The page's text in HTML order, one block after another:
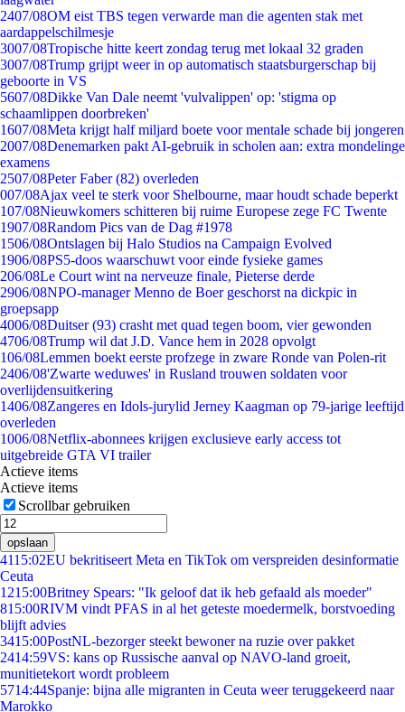
2407/08OM eist TBS tegen verwarde man die agenten stak met
aardappelschilmesje
3007/08Tropische hitte keert zondag terug met lokaal 32 graden
3007/08Trump grijpt weer in op automatisch staatsburgerschap bij
geboorte in VS
5607/08Dikke Van Dale neemt 'vulvalippen' op: 'stigma op
schaamlippen doorbreken'
1607/08Meta krijgt half miljard boete voor mentale schade bij jongeren
2007/08Denemarken pakt AI-gebruik in scholen aan: extra mondelinge
examens
2507/08Peter Faber (82) overleden
007/08Ajax veel te sterk voor Shelbourne, maar houdt schade beperkt
107/08Nieuwkomers schitteren bij ruime Europese zege FC Twente
1907/08Random Pics van de Dag #1978
1506/08Ontslagen bij Halo Studios na Campaign Evolved
1906/08PS5-doos waarschuwt voor einde fysieke games
206/08Le Court wint na nerveuze finale, Pieterse derde
2906/08NPO-manager Menno de Boer geschorst na dickpic in
groepsapp
4006/08Duitser (93) crasht met quad tegen boom, vier gewonden
4706/08Trump wil dat J.D. Vance hem in 2028 opvolgt
106/08Lemmen boekt eerste profzege in zware Ronde van Polen-rit
2406/08'Zwarte weduwes' in Rusland trouwen soldaten voor
overlijdensuitkering
1406/08Zangeres en Idols-jurylid Jerney Kaagman op 79-jarige leeftijd
overleden
1006/08Netflix-abonnees krijgen exclusieve early access tot
uitgebreide GTA VI trailer
Actieve items
Actieve items
Scrollbar gebruiken
opslaan
4115:02EU bekritiseert Meta en TikTok om verspreiden desinformatie
Ceuta
1215:00Britney Spears: "Ik geloof dat ik heb gefaald als moeder"
815:00RIVM vindt PFAS in al het geteste moedermelk, borstvoeding
blijft advies
3415:00PostNL-bezorger steekt bewoner na ruzie over pakket
2414:59VS: kans op Russische aanval op NAVO-land groeit,
munitietekort wordt probleem
5714:44Spanje: bijna alle migranten in Ceuta weer teruggekeerd naar
Marokko